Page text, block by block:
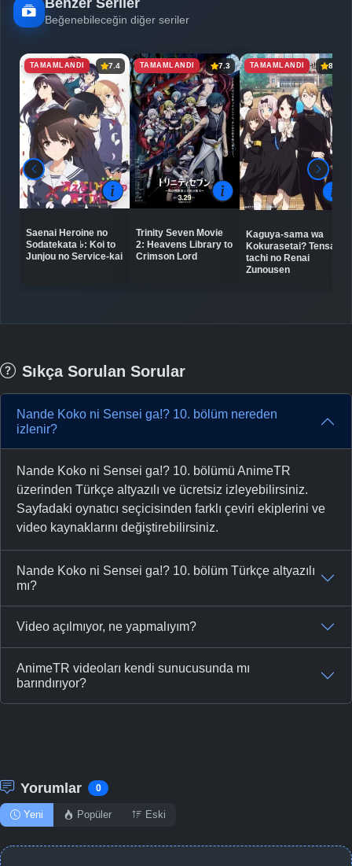
Beğenebileceğin diğer seriler
TAMAMLANDI 7.4
Saenai Heroine no
Sodatekata ♭: Koi to
Junjou no Service-kai
TAMAMLANDI 7.3
Trinity Seven Movie
2: Heavens Library to
Crimson Lord
TAMAMLANDI 8.6
Kaguya-sama wa
Kokurasetai? Tensai-
tachi no Renai
Zunousen
Sıkça Sorulan Sorular
Nande Koko ni Sensei ga!? 10. bölüm nereden
izlenir?
Nande Koko ni Sensei ga!? 10. bölümü AnimeTR
üzerinden Türkçe altyazılı ve ücretsiz izleyebilirsiniz.
Sayfadaki oynatıcı seçicisinden farklı çeviri ekiplerini ve
video kaynaklarını değiştirebilirsiniz.
Nande Koko ni Sensei ga!? 10. bölüm Türkçe altyazılı
mı?
Video açılmıyor, ne yapmalıyım?
AnimeTR videoları kendi sunucusunda mı
barındırıyor?
Yorumlar 0
Yeni Popüler Eski